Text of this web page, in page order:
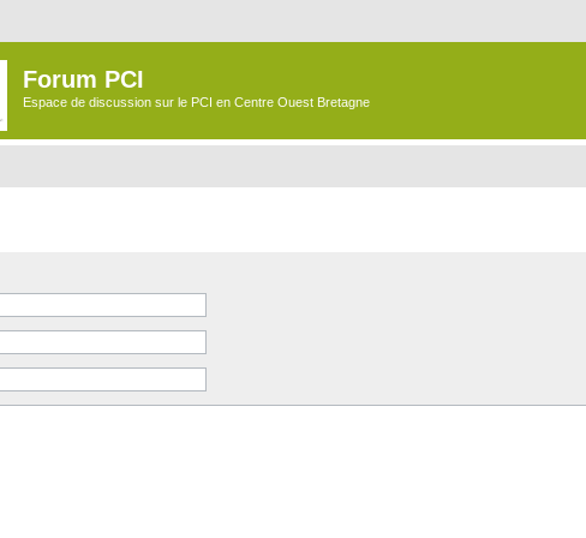
Forum PCI
Espace de discussion sur le PCI en Centre Ouest Bretagne